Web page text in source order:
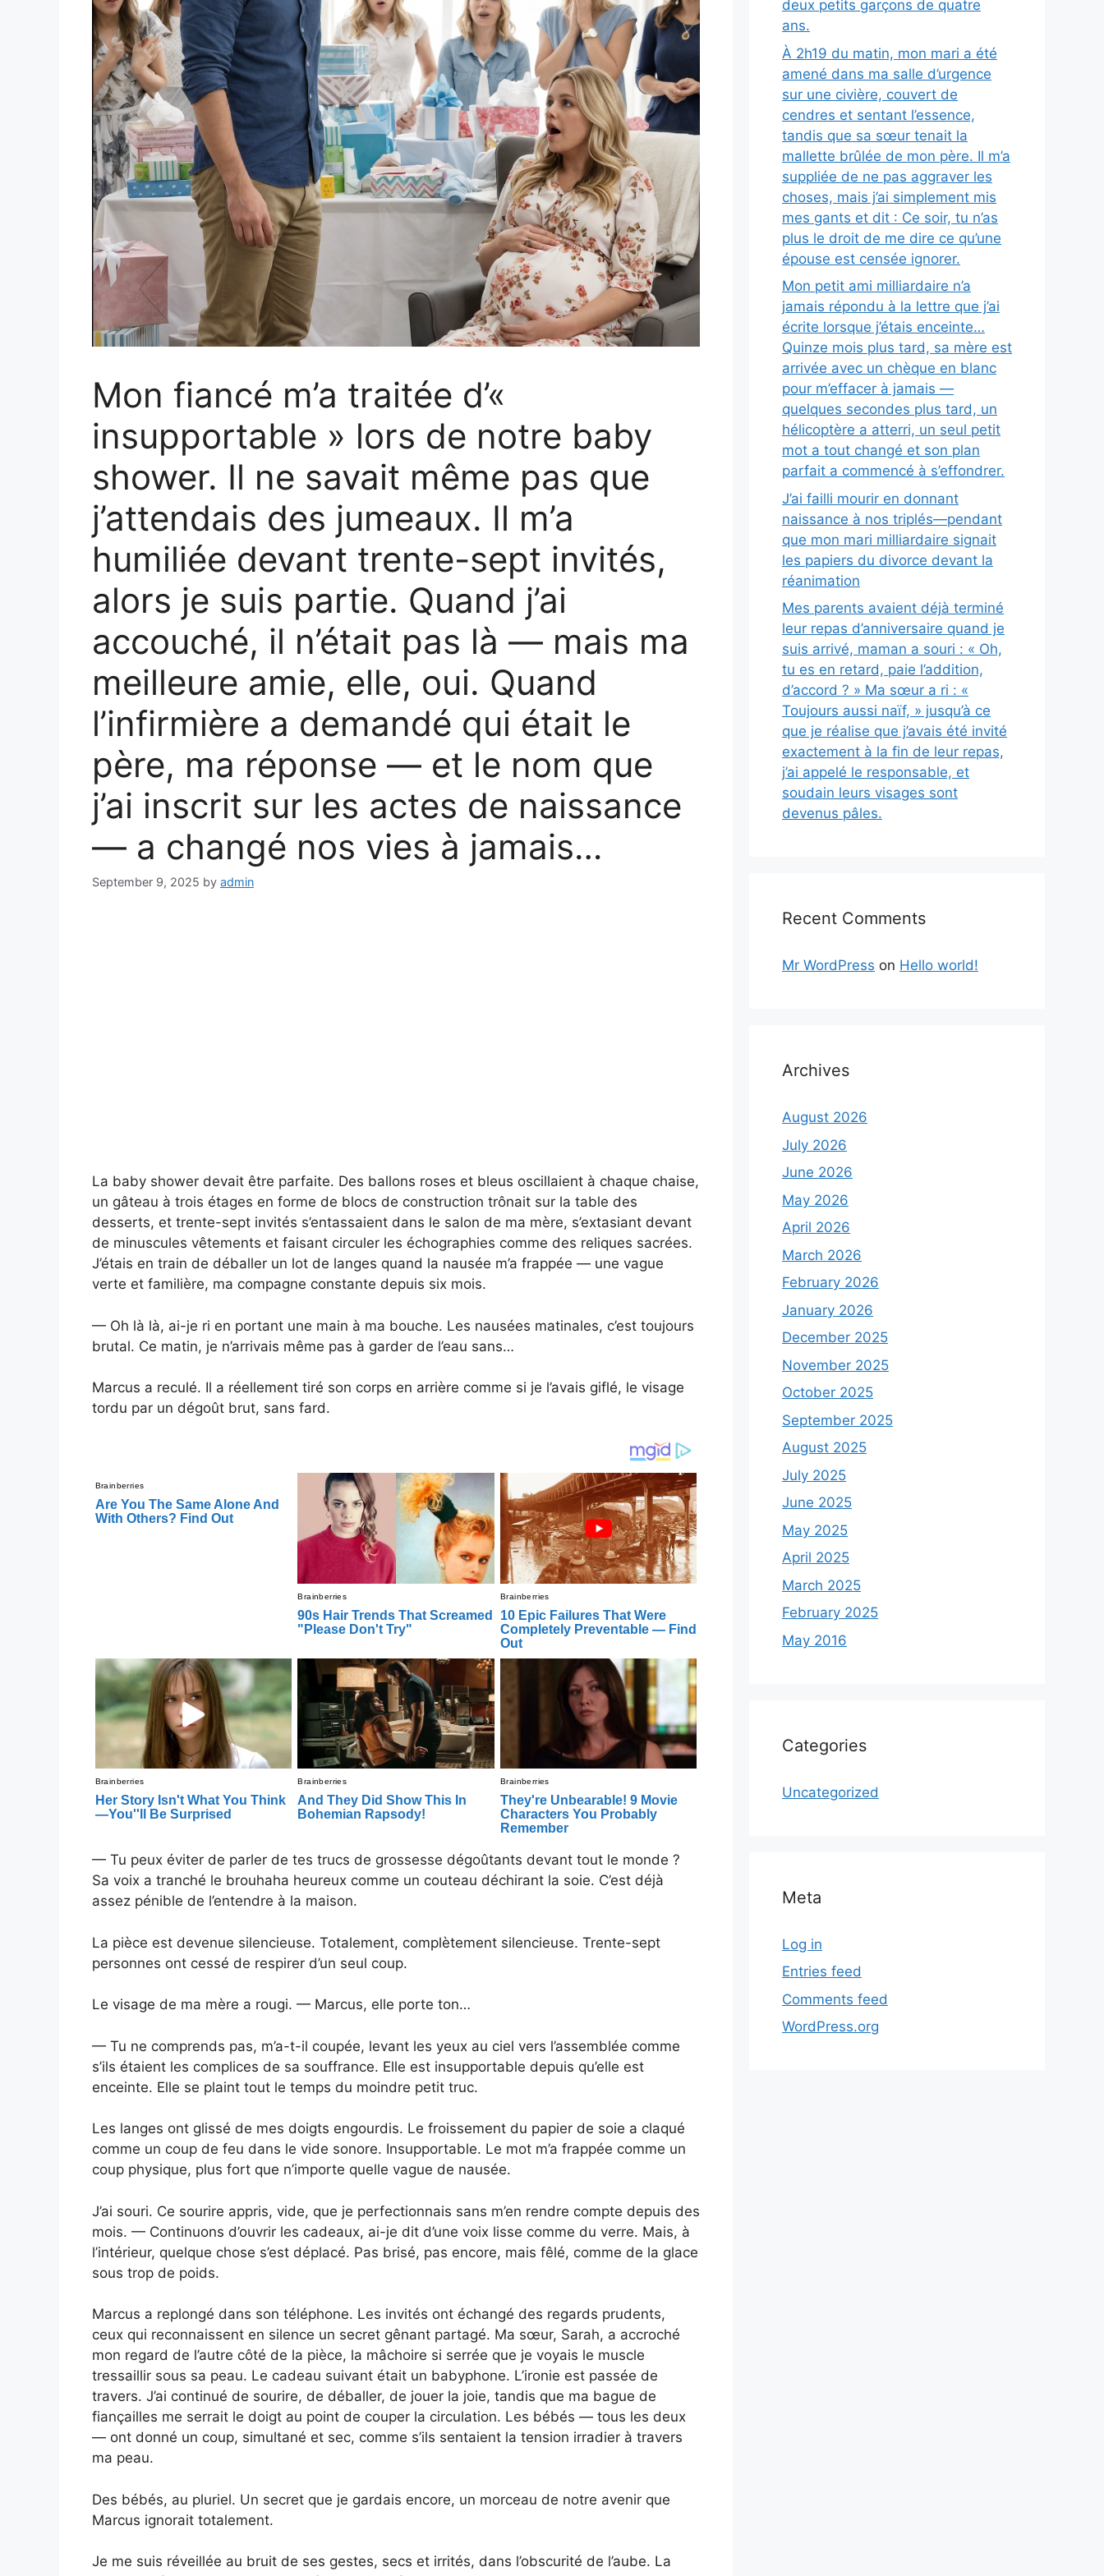
Mon fiancé m’a traitée d’«
insupportable » lors de notre baby
shower. Il ne savait même pas que
j’attendais des jumeaux. Il m’a
humiliée devant trente-sept invités,
alors je suis partie. Quand j’ai
accouché, il n’était pas là — mais ma
meilleure amie, elle, oui. Quand
l’infirmière a demandé qui était le
père, ma réponse — et le nom que
j’ai inscrit sur les actes de naissance
— a changé nos vies à jamais…
September 9, 2025 by admin
La baby shower devait être parfaite. Des ballons roses et bleus oscillaient à chaque chaise,
un gâteau à trois étages en forme de blocs de construction trônait sur la table des
desserts, et trente-sept invités s’entassaient dans le salon de ma mère, s’extasiant devant
de minuscules vêtements et faisant circuler les échographies comme des reliques sacrées.
J’étais en train de déballer un lot de langes quand la nausée m’a frappée — une vague
verte et familière, ma compagne constante depuis six mois.
— Oh là là, ai-je ri en portant une main à ma bouche. Les nausées matinales, c’est toujours
brutal. Ce matin, je n’arrivais même pas à garder de l’eau sans…
Marcus a reculé. Il a réellement tiré son corps en arrière comme si je l’avais giflé, le visage
tordu par un dégoût brut, sans fard.
— Tu peux éviter de parler de tes trucs de grossesse dégoûtants devant tout le monde ?
Sa voix a tranché le brouhaha heureux comme un couteau déchirant la soie. C’est déjà
assez pénible de l’entendre à la maison.
La pièce est devenue silencieuse. Totalement, complètement silencieuse. Trente-sept
personnes ont cessé de respirer d’un seul coup.
Le visage de ma mère a rougi. — Marcus, elle porte ton…
— Tu ne comprends pas, m’a-t-il coupée, levant les yeux au ciel vers l’assemblée comme
s’ils étaient les complices de sa souffrance. Elle est insupportable depuis qu’elle est
enceinte. Elle se plaint tout le temps du moindre petit truc.
Les langes ont glissé de mes doigts engourdis. Le froissement du papier de soie a claqué
comme un coup de feu dans le vide sonore. Insupportable. Le mot m’a frappée comme un
coup physique, plus fort que n’importe quelle vague de nausée.
J’ai souri. Ce sourire appris, vide, que je perfectionnais sans m’en rendre compte depuis des
mois. — Continuons d’ouvrir les cadeaux, ai-je dit d’une voix lisse comme du verre. Mais, à
l’intérieur, quelque chose s’est déplacé. Pas brisé, pas encore, mais fêlé, comme de la glace
sous trop de poids.
Marcus a replongé dans son téléphone. Les invités ont échangé des regards prudents,
ceux qui reconnaissent en silence un secret gênant partagé. Ma sœur, Sarah, a accroché
mon regard de l’autre côté de la pièce, la mâchoire si serrée que je voyais le muscle
tressaillir sous sa peau. Le cadeau suivant était un babyphone. L’ironie est passée de
travers. J’ai continué de sourire, de déballer, de jouer la joie, tandis que ma bague de
fiançailles me serrait le doigt au point de couper la circulation. Les bébés — tous les deux
— ont donné un coup, simultané et sec, comme s’ils sentaient la tension irradier à travers
ma peau.
Des bébés, au pluriel. Un secret que je gardais encore, un morceau de notre avenir que
Marcus ignorait totalement.
Je me suis réveillée au bruit de ses gestes, secs et irrités, dans l’obscurité de l’aube. La
deux petits garçons de quatre
ans.
À 2h19 du matin, mon mari a été
amené dans ma salle d’urgence
sur une civière, couvert de
cendres et sentant l’essence,
tandis que sa sœur tenait la
mallette brûlée de mon père. Il m’a
suppliée de ne pas aggraver les
choses, mais j’ai simplement mis
mes gants et dit : Ce soir, tu n’as
plus le droit de me dire ce qu’une
épouse est censée ignorer.
Mon petit ami milliardaire n’a
jamais répondu à la lettre que j’ai
écrite lorsque j’étais enceinte…
Quinze mois plus tard, sa mère est
arrivée avec un chèque en blanc
pour m’effacer à jamais —
quelques secondes plus tard, un
hélicoptère a atterri, un seul petit
mot a tout changé et son plan
parfait a commencé à s’effondrer.
J’ai failli mourir en donnant
naissance à nos triplés—pendant
que mon mari milliardaire signait
les papiers du divorce devant la
réanimation
Mes parents avaient déjà terminé
leur repas d’anniversaire quand je
suis arrivé, maman a souri : « Oh,
tu es en retard, paie l’addition,
d’accord ? » Ma sœur a ri : «
Toujours aussi naïf, » jusqu’à ce
que je réalise que j’avais été invité
exactement à la fin de leur repas,
j’ai appelé le responsable, et
soudain leurs visages sont
devenus pâles.
Recent Comments
Mr WordPress on Hello world!
Archives
August 2026
July 2026
June 2026
May 2026
April 2026
March 2026
February 2026
January 2026
December 2025
November 2025
October 2025
September 2025
August 2025
July 2025
June 2025
May 2025
April 2025
March 2025
February 2025
May 2016
Categories
Uncategorized
Meta
Log in
Entries feed
Comments feed
WordPress.org